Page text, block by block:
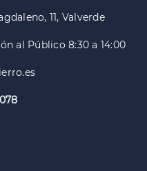
11, Valverde
al Público 8:30 a 14:00